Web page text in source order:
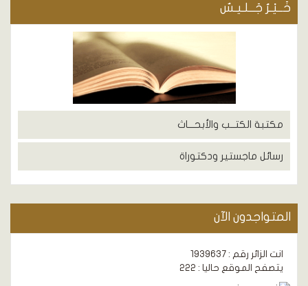
خَــيْـرُ جَــلـيـسٌ
مكتبة الكتــب والأبحـــاث
رسائل ماجستير ودكتوراة
المتواجدون الآن
انت الزائر رقم : 1939637
يتصفح الموقع حاليا : 222